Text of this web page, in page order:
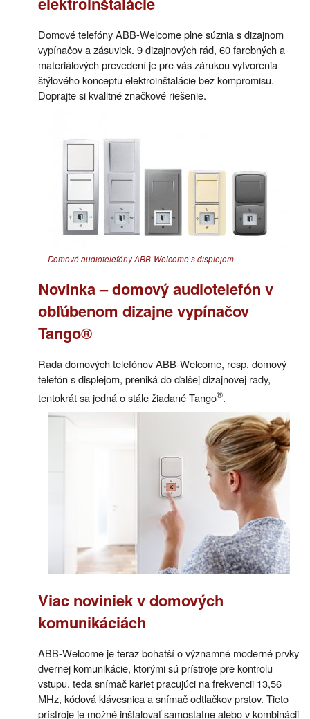
Domové telefóny ABB-Welcome plne súznia s dizajnom
vypínačov a zásuviek. 9 dizajnových rád, 60 farebných a
materiálových prevedení je pre vás zárukou vytvorenia
štýlového konceptu elektroinštalácie bez kompromisu.
Doprajte si kvalitné značkové riešenie.
Domové audiotelefóny ABB-Welcome s displejom
Novinka – domový audiotelefón v
obľúbenom dizajne vypínačov
Tango®
Rada domových telefónov ABB-Welcome, resp. domový
telefón s displejom, preniká do ďalšej dizajnovej rady,
tentokrát sa jedná o stále žiadané Tango®.
Viac noviniek v domových
komunikáciách
ABB-Welcome je teraz bohatší o významné moderné prvky
dvernej komunikácie, ktorými sú prístroje pre kontrolu
vstupu, teda snímač kariet pracujúci na frekvencii 13,56
MHz, kódová klávesnica a snímač odtlačkov prstov. Tieto
prístroje je možné inštalovať samostatne alebo v kombinácii